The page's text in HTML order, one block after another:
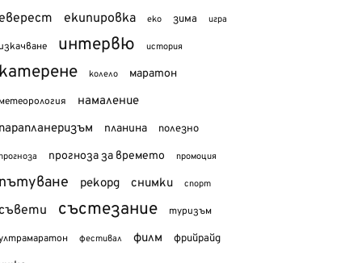
екипировка еко зима игра
интервю история
колело маратон
намаление
планина полезно
прогноза за времето промоция
рекорд снимки спорт
състезание туризъм
фестивал филм фрийрайд